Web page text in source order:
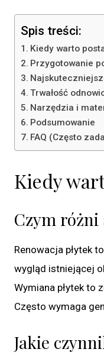
Spis treści:
Kiedy warto
Przygotowanie
Trwałość
Narzędzia i
Podsumowanie
FAQ (Często
Kiedy
Czym różni
Renowacja płytek
wygląd istniejącej
Wymiana płytek to
Często wymaga
Jakie